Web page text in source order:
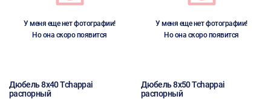
У меня еще нет фотографии!
Но она скоро появится
Дюбель 8х40 Tchappai
распорный
У меня еще нет фотографии!
Но она скоро появится
Дюбель 8х50 Tchappai
распорный